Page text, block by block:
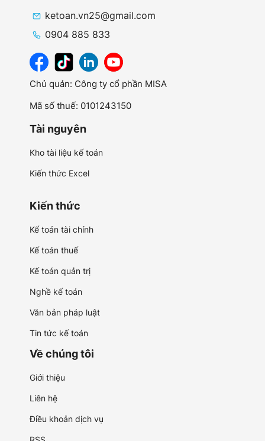
ketoan.vn25@gmail.com
0904 885 833
Chủ quản: Công ty cổ phần MISA
Mã số thuế: 0101243150
Tài nguyên
Kho tài liệu kế toán
Kiến thức Excel
Kiến thức
Kế toán tài chính
Kế toán thuế
Kế toán quản trị
Nghề kế toán
Văn bản pháp luật
Tin tức kế toán
Về chúng tôi
Giới thiệu
Liên hệ
Điều khoản dịch vụ